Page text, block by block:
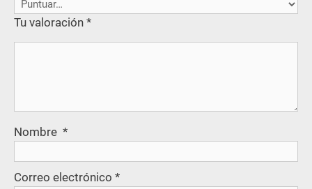
Tu valoración *
Nombre *
Correo electrónico *